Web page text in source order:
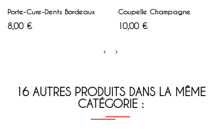
Porte-Cure-Dents Bordeaux
Prix
8,00 €
Coupelle Champagne
Prix
10,00 €
16 AUTRES PRODUITS DANS LA MÊME
CATÉGORIE :